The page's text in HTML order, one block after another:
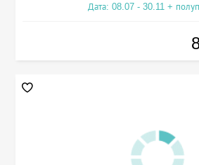
Дата: 08.07 - 30.11 +